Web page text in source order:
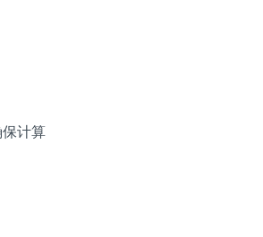
计算